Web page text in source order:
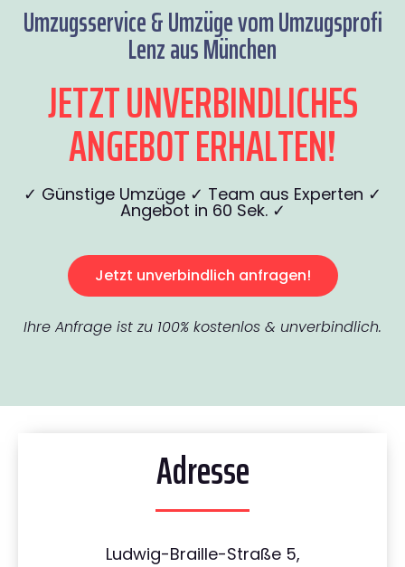
Umzugsservice & Umzüge vom Umzugsprofi
Lenz aus München
JETZT UNVERBINDLICHES
ANGEBOT ERHALTEN!
✓ Günstige Umzüge ✓ Team aus Experten ✓
Angebot in 60 Sek. ✓
Jetzt unverbindlich anfragen!
Ihre Anfrage ist zu 100% kostenlos & unverbindlich.
Adresse
Ludwig-Braille-Straße 5,